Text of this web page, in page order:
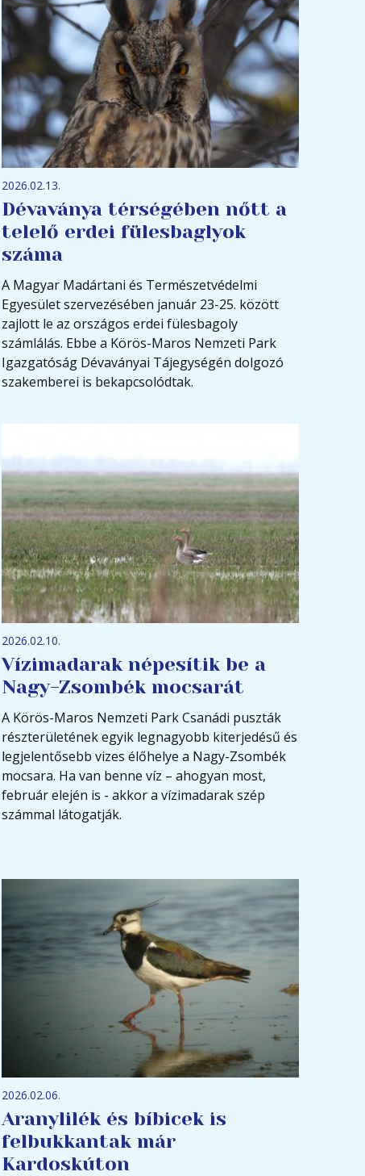
2026.02.13.
Dévaványa térségében nőtt a
telelő erdei fülesbaglyok
száma
A Magyar Madártani és Természetvédelmi
Egyesület szervezésében január 23-25. között
zajlott le az országos erdei fülesbagoly
számlálás. Ebbe a Körös-Maros Nemzeti Park
Igazgatóság Dévaványai Tájegységén dolgozó
szakemberei is bekapcsolódtak.
2026.02.10.
Vízimadarak népesítik be a
Nagy-Zsombék mocsarát
A Körös-Maros Nemzeti Park Csanádi puszták
részterületének egyik legnagyobb kiterjedésű és
legjelentősebb vizes élőhelye a Nagy-Zsombék
mocsara. Ha van benne víz – ahogyan most,
február elején is - akkor a vízimadarak szép
számmal látogatják.
2026.02.06.
Aranylilék és bíbicek is
felbukkantak már
Kardoskúton